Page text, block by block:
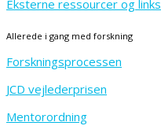
Eksterne ressourcer og links
Allerede i gang med forskning
Forskningsprocessen
JCD vejlederprisen
Mentorordning